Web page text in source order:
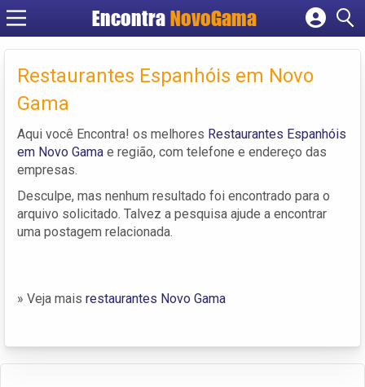
EncontraNovoGama
Cadastrar empresa
Criar conta
Restaurantes Espanhóis em Novo
Gama
Aqui você Encontra! os melhores Restaurantes Espanhóis
em Novo Gama e região, com telefone e endereço das
empresas.
Desculpe, mas nenhum resultado foi encontrado para o
arquivo solicitado. Talvez a pesquisa ajude a encontrar
uma postagem relacionada.
» Veja mais restaurantes Novo Gama